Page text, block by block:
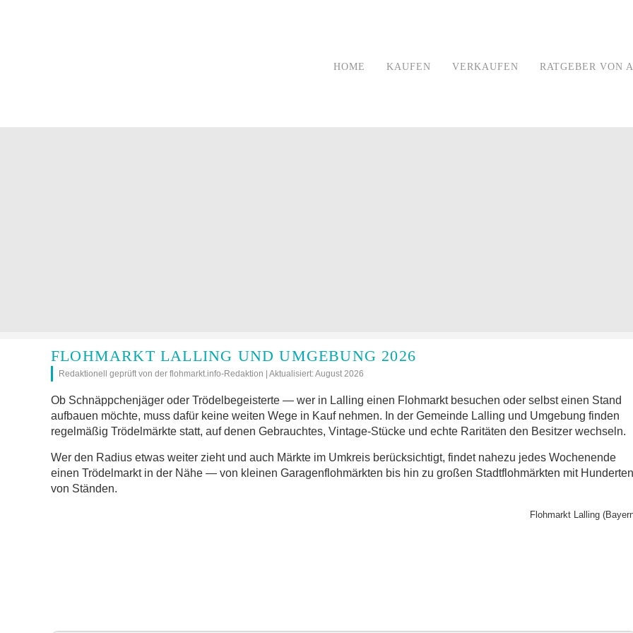
HOME KAUFEN VERKAUFEN RATGEBER VON
FLOHMARKT LALLING UND UMGEBUNG 2026
Redaktionell geprüft von der flohmarkt.info-Redaktion | Aktualisiert: August 2026
Ob Schnäppchenjäger oder Trödelbegeisterte — wer in Lalling einen Flohmarkt besuchen oder selbst einen Stand
aufbauen möchte, muss dafür keine weiten Wege in Kauf nehmen. In der Gemeinde Lalling und Umgebung finden
regelmäßig Trödelmärkte statt, auf denen Gebrauchtes, Vintage-Stücke und echte Raritäten den Besitzer wechseln.
Wer den Radius etwas weiter zieht und auch Märkte im Umkreis berücksichtigt, findet nahezu jedes Wochenende
einen Trödelmarkt in der Nähe — von kleinen Garagenflohmärkten bis hin zu großen Stadtflohmärkten mit Hunderten
von Ständen.
Flohmarkt Lalling